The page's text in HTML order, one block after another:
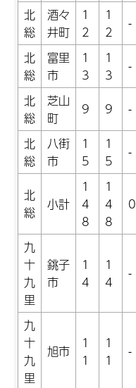
北
総
酒々
井町
1
2
1
2
-
北
総
富里
市
1
3
1
3
-
北
総
芝山
町
9 9 -
北
総
八街
市
1
5
1
5
-
北
総
小計
1
4
8
1
4
8
0
九
十
九
里
銚子
市
1
4
1
4
-
九
十
九
里
旭市
1
1
1
1
-